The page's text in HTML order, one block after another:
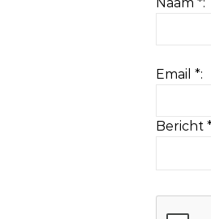
Email *:
Bericht